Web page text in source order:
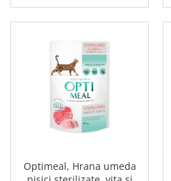
Optimeal, Hrana umeda